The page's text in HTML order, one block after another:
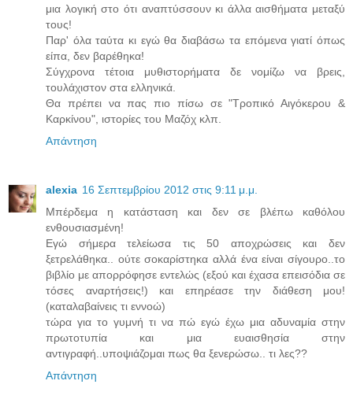
μια λογική στο ότι αναπτύσσουν κι άλλα αισθήματα μεταξύ
τους!
Παρ' όλα ταύτα κι εγώ θα διαβάσω τα επόμενα γιατί όπως
είπα, δεν βαρέθηκα!
Σύγχρονα τέτοια μυθιστορήματα δε νομίζω να βρεις,
τουλάχιστον στα ελληνικά.
Θα πρέπει να πας πιο πίσω σε "Τροπικό Αιγόκερου &
Καρκίνου", ιστορίες του Μαζόχ κλπ.
Απάντηση
alexia 16 Σεπτεμβρίου 2012 στις 9:11 μ.μ.
Μπέρδεμα η κατάσταση και δεν σε βλέπω καθόλου
ενθουσιασμένη!
Εγώ σήμερα τελείωσα τις 50 αποχρώσεις και δεν
ξετρελάθηκα.. ούτε σοκαρίστηκα αλλά ένα είναι σίγουρο..το
βιβλίο με απορρόφησε εντελώς (εξού και έχασα επεισόδια σε
τόσες αναρτήσεις!) και επηρέασε την διάθεση μου!
(καταλαβαίνεις τι εννοώ)
τώρα για το γυμνή τι να πώ εγώ έχω μια αδυναμία στην
πρωτοτυπία και μια ευαισθησία στην
αντιγραφή..υποψιάζομαι πως θα ξενερώσω.. τι λες??
Απάντηση